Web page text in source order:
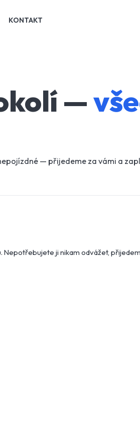
KONTAKT
—
— přijedeme za vámi a
ji nikam odvážet,